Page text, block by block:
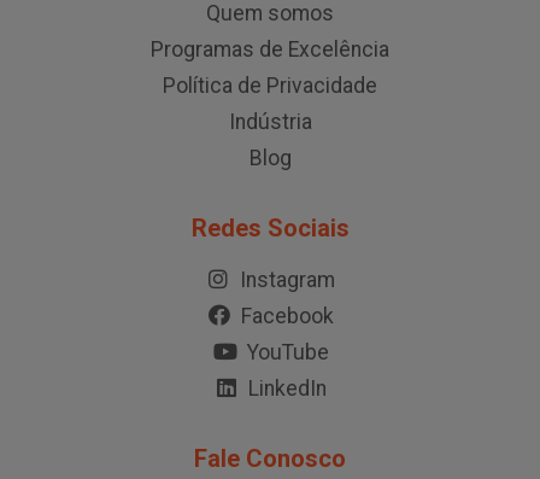
Quem somos
Programas de Excelência
Política de Privacidade
Indústria
Blog
Redes Sociais
Instagram
Facebook
YouTube
LinkedIn
Fale Conosco